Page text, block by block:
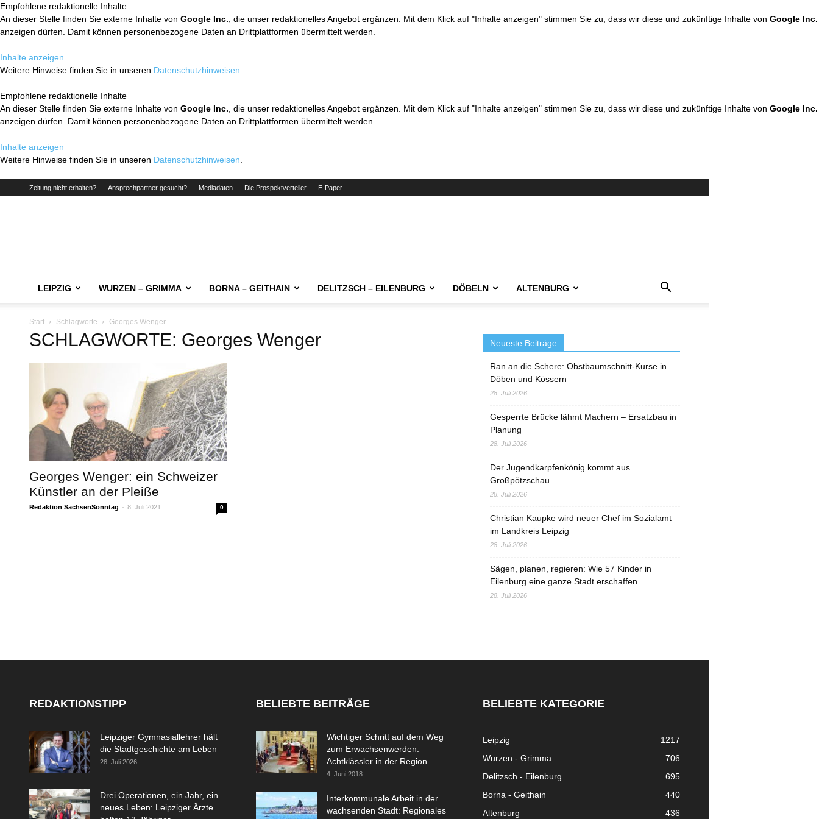
Empfohlene redaktionelle Inhalte
An dieser Stelle finden Sie externe Inhalte von Google Inc. , die unser redaktionelles Angebot ergänzen. Mit dem Klick auf "Inhalte anzeigen" stimmen Sie zu, dass wir diese und zukünftige Inhalte von Google Inc.
anzeigen dürfen. Damit können personenbezogene Daten an Drittplattformen übermittelt werden.
Inhalte anzeigen
Weitere Hinweise finden Sie in unseren Datenschutzhinweisen
Empfohlene redaktionelle Inhalte
An dieser Stelle finden Sie externe Inhalte von Google Inc. , die unser redaktionelles Angebot ergänzen. Mit dem Klick auf "Inhalte anzeigen" stimmen Sie zu, dass wir diese und zukünftige Inhalte von Google Inc.
anzeigen dürfen. Damit können personenbezogene Daten an Drittplattformen übermittelt werden.
Inhalte anzeigen
Weitere Hinweise finden Sie in unseren Datenschutzhinweisen
Zeitung nicht erhalten? Ansprechpartner gesucht? Mediadaten Die Prospektverteiler E-Paper
LEIPZIG WURZEN – GRIMMA BORNA – GEITHAIN DELITZSCH – EILENBURG DÖBELN ALTENBURG
Start Schlagworte Georges Wenger
SCHLAGWORTE: Georges Wenger
Georges Wenger: ein Schweizer
Künstler an der Pleiße
Redaktion SachsenSonntag - 8. Juli 2021 0
Neueste Beiträge
Ran an die Schere: Obstbaumschnitt-Kurse in
Döben und Kössern
28. Juli 2026
Gesperrte Brücke lähmt Machern – Ersatzbau in
Planung
28. Juli 2026
Der Jugendkarpfenkönig kommt aus
Großpötzschau
28. Juli 2026
Christian Kaupke wird neuer Chef im Sozialamt
im Landkreis Leipzig
28. Juli 2026
Sägen, planen, regieren: Wie 57 Kinder in
Eilenburg eine ganze Stadt erschaffen
28. Juli 2026
REDAKTIONSTIPP
Leipziger Gymnasiallehrer hält
die Stadtgeschichte am Leben
28. Juli 2026
Drei Operationen, ein Jahr, ein
neues Leben: Leipziger Ärzte
BELIEBTE BEITRÄGE
Wichtiger Schritt auf dem Weg
zum Erwachsenwerden:
Achtklässler in der Region...
4. Juni 2018
Interkommunale Arbeit in der
wachsenden Stadt: Regionales
BELIEBTE KATEGORIE
Leipzig
1217
Wurzen - Grimma
706
Delitzsch - Eilenburg
695
Borna - Geithain
440
Altenburg
436